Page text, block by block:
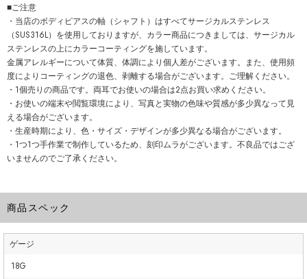
■ご注意
・当店のボディピアスの軸（シャフト）はすべてサージカルステンレス
（SUS316L）を使用しておりますが、カラー商品につきましては、サージカル
ステンレスの上にカラーコーティングを施しています。
金属アレルギーについて体質、体調により個人差がございます。また、使用頻
度によりコーティングの退色、剥離する場合がございます。ご理解ください。
・1個売りの商品です。両耳でお使いの場合は2点お買い求めください。
・お使いの端末や閲覧環境により、写真と実物の色味や質感が多少異なって見
える場合がございます。
・生産時期により、色・サイズ・デザインが多少異なる場合がございます。
・1つ1つ手作業で制作しているため、刻印ムラがございます。不良品ではござ
いませんのでご了承ください。
商品スペック
ゲージ
18G